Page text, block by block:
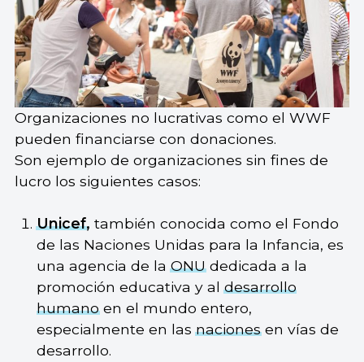
Organizaciones no lucrativas como el WWF
pueden financiarse con donaciones.
Son ejemplo de organizaciones sin fines de
lucro los siguientes casos:
Unicef, también conocida como el Fondo
de las Naciones Unidas para la Infancia, es
una agencia de laONUdedicada a la
promoción educativa y aldesarrollo
humanoen el mundo entero,
especialmente en lasnacionesen vías de
desarrollo.